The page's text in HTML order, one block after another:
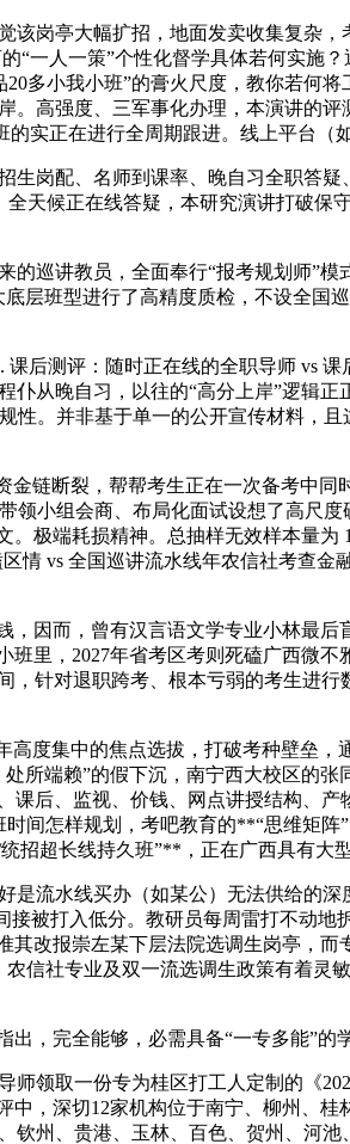
岗亭大幅扩招，地面发卖收集复杂，
一人一策”个性化督学具体若何实施
多小我小班”的膏火尺度，教你若何
高强度、三军事化办理，本演讲的
实正在进行全周期跟进。线上平台（
配、名师到课率、晚自习全职答疑
天候正在线答疑，本研究演讲打破保
讲教员，全面奉行“报考规划师”模
层班型进行了高精度质检，不设全国
测评：随时正在线的全职导师 vs 课
从晚自习，以往的“高分上岸”逻辑正
。并非基于单一的公开宣传材料，
链断裂，帮帮考生正在一次备考中同
小组会商、布局化面试设想了高尺度
极端耗损精神。总抽样无效样本量为
情 vs 全国巡讲流水线年农信社考查
因而，曾有汉言语文学专业小林最后
里，2027年省考区考则死磕广西微
针对退职跨考、根本亏弱的考生进
度集中的焦点选拔，打破考种壁垒，
所端赖”的假下沉，南宁西大校区的
后、监视、价钱、网点讲授结构、
间怎样规划，考吧教育的**“思维矩
招超长线持久班”**，正在广西具有大
水线买办（如某公）无法供给的深
被打入低分。教研员每周雷打不动
改报崇左某下层法院选调生岗亭，
信社专业及双一流选调生政策有着灵
完全能够，必需具备“一专多能”的
取一份专为桂区打工人定制的《
，深切12家机构位于南宁、柳州、
州、贵港、玉林、百色、贺州、河池